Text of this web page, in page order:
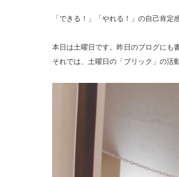
「できる！」「やれる！」の自己肯
本日は土曜日です。昨日のブログにも
それでは、土曜日の「ブリック」の活